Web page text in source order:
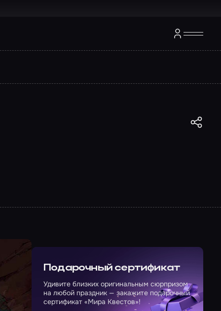
Подарочный сертификат
Удивите близких оригинальным сюрпризом
на любой праздник — закажите подарочный
сертификат «Мира Квестов»!